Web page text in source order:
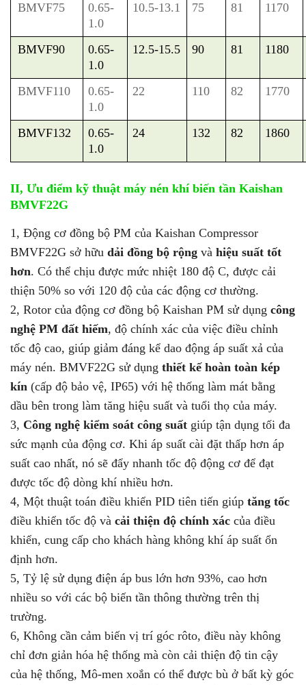
BMVF75
0.65-
1.0
10.5-13.1 75 81 1170
BMVF90
0.65-
1.0
12.5-15.5 90 81 1180
BMVF110
0.65-
1.0
22 110 82 1770
BMVF132
0.65-
1.0
24 132 82 1860
II, Ưu điểm kỹ thuật máy nén khí biến tần Kaishan
BMVF22G
1, Động cơ đồng bộ PM của Kaishan Compressor
BMVF22G sở hữu dải đồng bộ rộng và hiệu suất tốt
hơn. Có thể chịu được mức nhiệt 180 độ C, được cải
thiện 50% so với 120 độ của các động cơ thường.
2, Rotor của động cơ đồng bộ Kaishan PM sử dụng công
nghệ PM đất hiếm, độ chính xác của việc điều chỉnh
tốc độ cao, giúp giảm đáng kể dao động áp suất xả của
máy nén. BMVF22G sử dụng thiết kế hoàn toàn kép
kín (cấp độ bảo vệ, IP65) với hệ thống làm mát bằng
dầu bên trong làm tăng hiệu suất và tuổi thọ của máy.
3, Công nghệ kiểm soát công suất giúp tận dụng tối đa
sức mạnh của động cơ. Khi áp suất cài đặt thấp hơn áp
suất cao nhất, nó sẽ đẩy nhanh tốc độ động cơ để đạt
được tốc độ dòng khí nhiều hơn.
4, Một thuật toán điều khiển PID tiên tiến giúp tăng tốc
điều khiển tốc độ và cải thiện độ chính xác của điều
khiển, cung cấp cho khách hàng không khí áp suất ổn
định hơn.
5, Tỷ lệ sử dụng điện áp bus lớn hơn 93%, cao hơn
nhiều so với các bộ biến tần thông thường trên thị
trường.
6, Không cần cảm biến vị trí góc rôto, điều này không
chỉ đơn giản hóa hệ thống mà còn cải thiện độ tin cậy
của hệ thống, Mô-men xoắn có thể được bù ở bất kỳ góc